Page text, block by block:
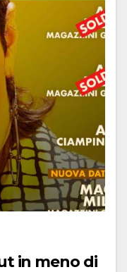
in meno di